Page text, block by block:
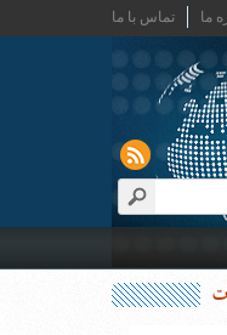
تماس با ما ما